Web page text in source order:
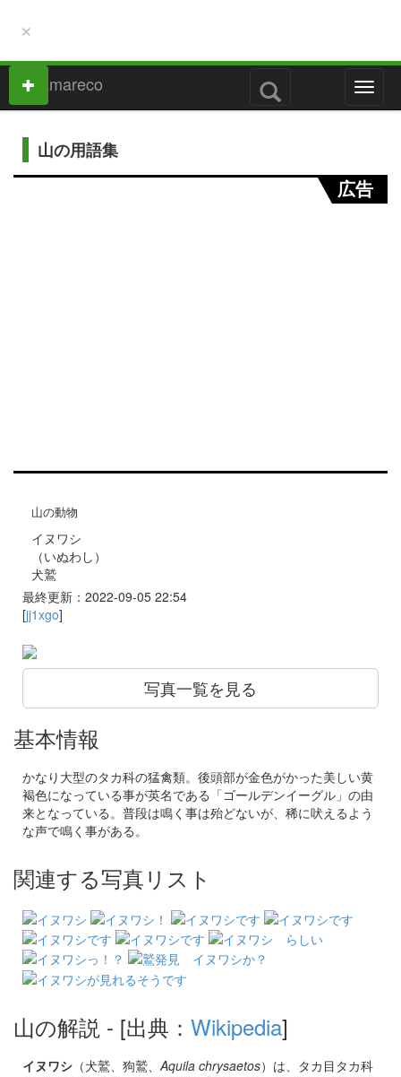
×
M
e
山の用語集
広告
山の動物
イヌワシ
（いぬわし）
犬鷲
最終更新：2022-09-05 22:54
[jj1xgo]
写真一覧を見る
基本情報
かなり大型のタカ科の猛禽類。後頭部が金色がかった美しい黄
褐色になっている事が英名である「ゴールデンイーグル」の由
来となっている。普段は鳴く事は殆どないが、稀に吠えるよう
な声で鳴く事がある。
関連する写真リスト
山の解説 - [出典： Wikipedia]
イヌワシ （犬鷲、狗鷲 Aquila chrysaetos）は、タカ目タカ科